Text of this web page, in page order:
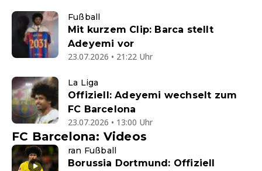
Fußball
Mit kurzem Clip: Barca stellt
Adeyemi vor
23.07.2026 • 21:22 Uhr
La Liga
Offiziell: Adeyemi wechselt zum
FC Barcelona
23.07.2026 • 13:00 Uhr
FC Barcelona: Videos
ran Fußball
Borussia Dortmund: Offiziell